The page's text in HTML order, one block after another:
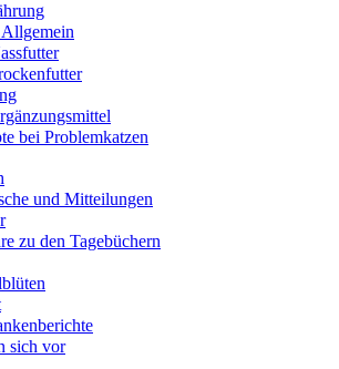
bei Problemkatzen
und Mitteilungen
zu den Tagebüchern
sich vor